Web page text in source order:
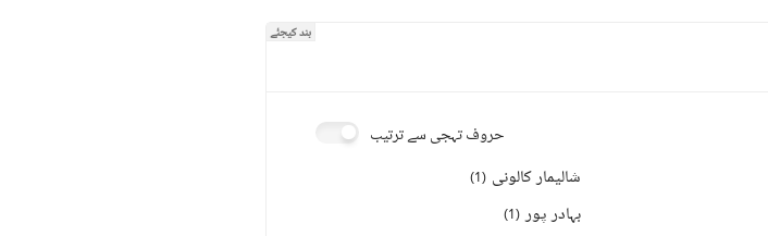
بند کیجئے
حروف تہجی سے ترتیب
شالیمار کالونی (
1
)
بہادر پور (
1
)